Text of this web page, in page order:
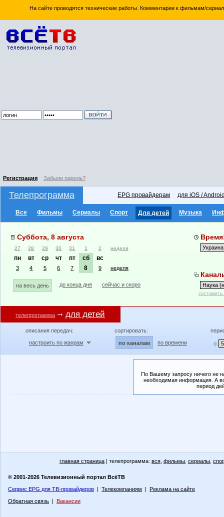
На сайте проводятся технические работы. Комментарии к фильмам/
Регистрация Забыли пароль?
Телепрограмма EPG провайдерам для iOS /
Все Фильмы Сериалы Спорт Для детей Музыка
Суббота, 8 августа
27 28 29 30 31 1 2 неделя
пн вт ср чт пт сб вс
3 4 5 6 7 8 9 неделя
на весь день до конца дня сейчас и скоро
телепрограмма для детей
описания передач:
настроить по жанрам
сортировать:
по каналам по времени с
По Вашему запросу ничего не
необходимая информация. А
период
главная страница | телепрограмма: вся фильмы сериалы
© 2001-2026 Телевизионный портал ВсёТВ
Сервис EPG для ТВ-провайдеров | Телекомпаниям | Реклама на сайте
Обратная связь | Вакансии